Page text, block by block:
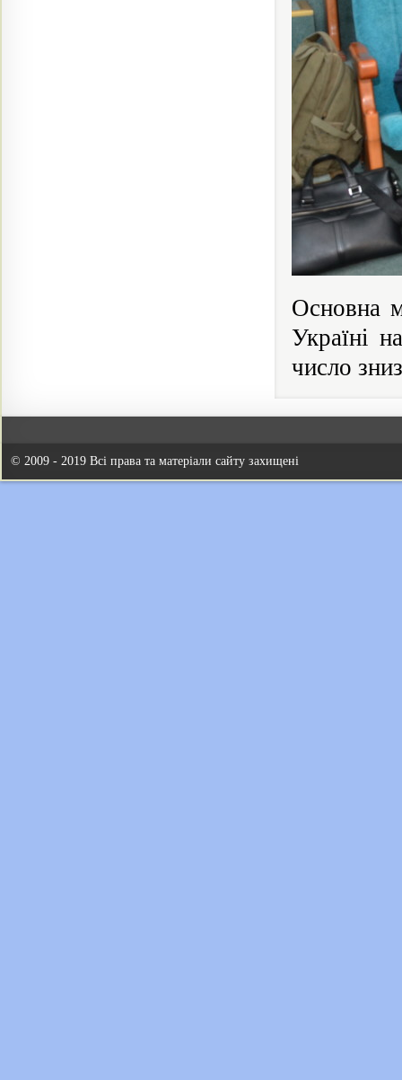
Основна
Україні
число
© 2009 - 2019 Всі права та матеріали сайту захищені